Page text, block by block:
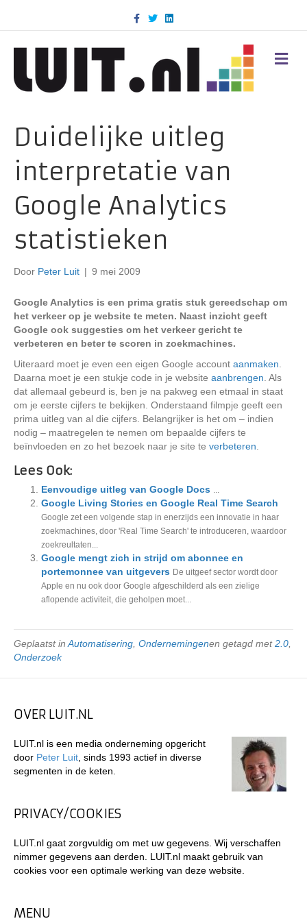
c
k
T
w
i
n
d
M
E
Duidelijke uitleg
interpretatie van
Google Analytics
statistieken
Door Peter Luit | 9 mei 2009
Google Analytics is een prima gratis stuk gereedschap om
het verkeer op je website te meten. Naast inzicht geeft
Google ook suggesties om het verkeer gericht te
verbeteren en beter te scoren in zoekmachines.
Uiteraard moet je even een eigen Google account aanmaken
Daarna moet je een stukje code in je website aanbrengen . Als
dat allemaal gebeurd is, ben je na pakweg een etmaal in staat
om je eerste cijfers te bekijken. Onderstaand filmpje geeft een
prima uitleg van al die cijfers. Belangrijker is het om – indien
nodig – maatregelen te nemen om bepaalde cijfers te
beïnvloeden en zo het bezoek naar je site te verbeteren
Lees Ook:
Eenvoudige uitleg van Google Docs ...
Google Living Stories en Google Real Time Search
Google zet een volgende stap in enerzijds een innovatie in haar
zoekmachines, door 'Real Time Search' te introduceren, waardoor
zoekreultaten...
Google mengt zich in strijd om abonnee en
portemonnee van uitgevers De uitgeef sector wordt door
Apple en nu ook door Google afgeschilderd als een zielige
aflopende activiteit, die geholpen moet...
Geplaatst in Automatisering Ondernemingenen getagd met2.0
Onderzoek
OVER LUIT.NL
LUIT.nl is een media onderneming opgericht
door Peter Luit , sinds 1993 actief in diverse
segmenten in de keten.
PRIVACY/COOKIES
LUIT.nl gaat zorgvuldig om met uw gegevens. Wij verschaffen
nimmer gegevens aan derden. LUIT.nl maakt gebruik van
cookies voor een optimale werking van deze website.
MENU